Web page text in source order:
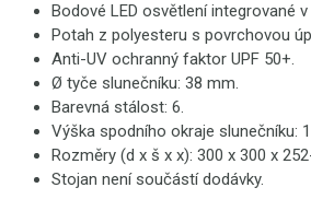
Bodové LED osvětlení integrované
Potah z polyesteru s povrchovou
Anti-UV ochranný faktor UPF 50+.
Ø tyče slunečníku: 38 mm.
Barevná stálost: 6.
Výška spodního okraje slunečníku:
Rozměry (d x š x x): 300 x 300 x
Stojan není součástí dodávky.